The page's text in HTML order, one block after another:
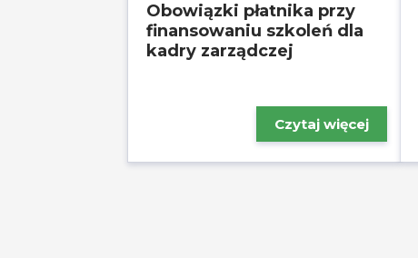
Obowiązki płatnika przy
finansowaniu szkoleń dla
kadry zarządczej
Czytaj więcej